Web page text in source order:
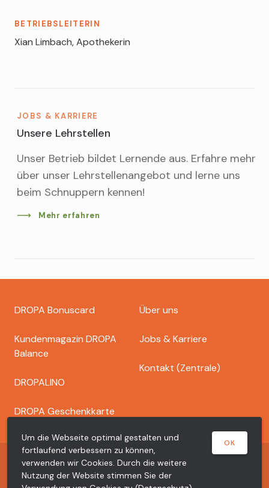
BETRIEBSLEITERIN
Xian Limbach, Apothekerin
JOBS & KARRIERE
Unsere Lehrstellen
Unser Betrieb bildet Lernende aus. Erfahre mehr
über unser Lehrstellenangebot und lerne uns
beim Schnuppern kennen!
Mehr erfahren
Footer
dropa
DROPA Bonuscard
Kundenmagazin DROPA
Balance
DROPALINO
DROPA Geschenkkarte
Über uns
Jobs & Karriere
Kontakt (Zentrale)
Copyright © 2026 Dr. Bähler Dropa AG
Datenschutzerklärung Impressum
Um die Webseite optimal gestalten und
fortlaufend verbessern zu können,
verwenden wir Cookies. Durch die weitere
Nutzung der Website stimmen Sie der
OK